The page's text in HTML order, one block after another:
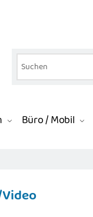
Büro / Mobil